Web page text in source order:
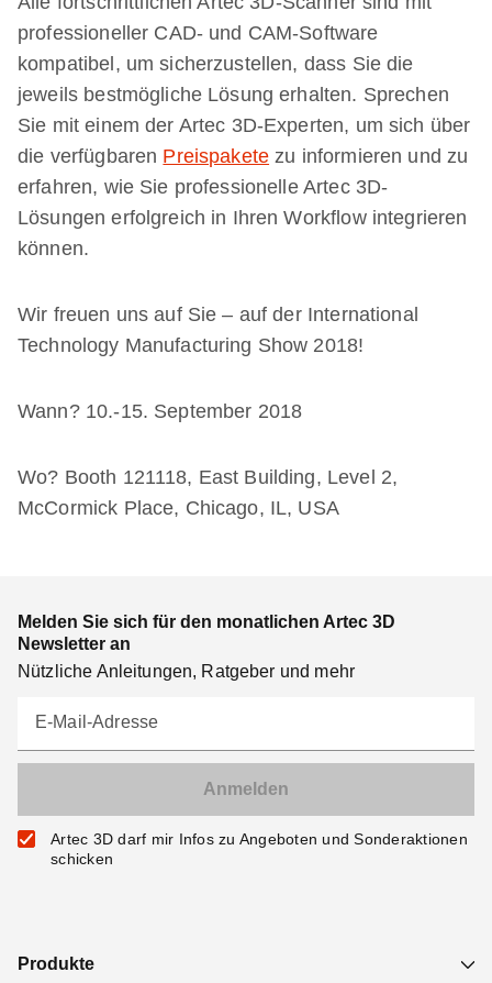
professioneller CAD- und CAM-Software
kompatibel, um sicherzustellen, dass Sie die
jeweils bestmögliche Lösung erhalten. Sprechen
Sie mit einem der Artec 3D-Experten, um sich über
die verfügbaren Preispakete zu informieren und zu
erfahren, wie Sie professionelle Artec 3D-
Lösungen erfolgreich in Ihren Workflow integrieren
können.
Wir freuen uns auf Sie – auf der International
Technology Manufacturing Show 2018!
Wann? 10.-15. September 2018
Wo? Booth 121118, East Building, Level 2,
McCormick Place, Chicago, IL, USA
Melden Sie sich für den monatlichen Artec 3D
Newsletter an
Nützliche Anleitungen, Ratgeber und mehr
E-Mail-Adresse
Artec 3D darf mir Infos zu Angeboten und Sonderaktionen
schicken
Produkte